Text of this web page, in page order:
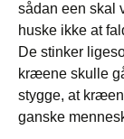
sådan een skal
huske ikke at
De stinker
kræene skulle
stygge, at
ganske